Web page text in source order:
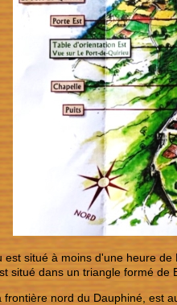
est situé à moins d'une heure
situé dans un triangle formé de
frontière nord du Dauphiné, est